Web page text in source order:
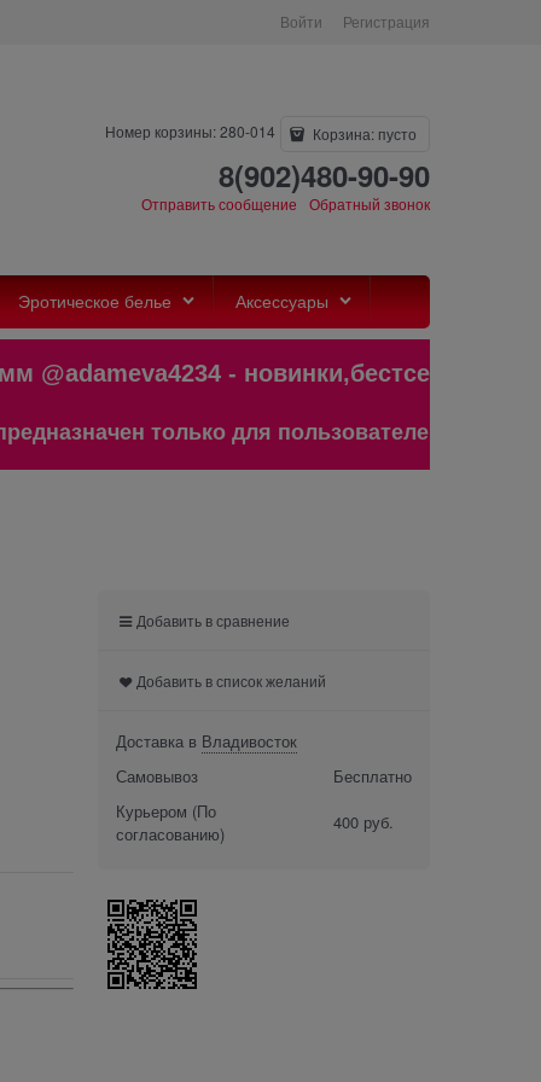
Войти Регистрация
Номер корзины: 280-014 Корзина: пусто
8(902)480-90-90
Отправить сообщение Обратный звонок
Эротическое белье Аксессуары
-
только для пользователей старше 18 лет!
Добавить в сравнение
Добавить в список желаний
Доставка в Владивосток
Самовывоз
Бесплатно
Курьером (По
согласованию)
400 руб.